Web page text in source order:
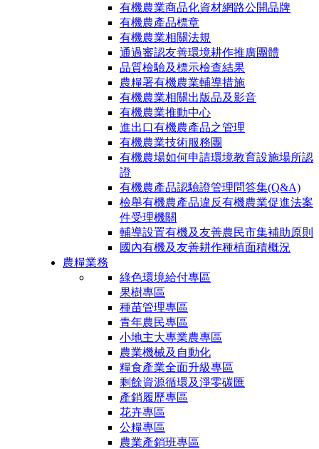
有機農業商品化資材網路公開品牌
有機農產品標章
有機農業相關法規
通過審認友善環境耕作推廣團體
品質檢驗及標示檢查結果
農糧署有機農業輔導措施
有機農業相關出版品及影音
有機農業推動中心
進出口有機農產品之管理
有機農業技術服務團
有機農場如何申請環境教育設施場所認
證
有機農產品認驗證管理問答集(Q&A)
檢舉有機農產品違反有機農業促進法案
件受理機關
輔導設置有機及友善農民市集補助原則
國內有機及友善耕作種植面積概況
農糧業務
綠色環境給付專區
果樹專區
種苗管理專區
青年農民專區
小地主大專業農專區
農業機械及自動化
糧食產業全面升級專區
剩餘資源循環及淨零碳匯
產銷履歷專區
花卉專區
公糧專區
農業產銷班專區